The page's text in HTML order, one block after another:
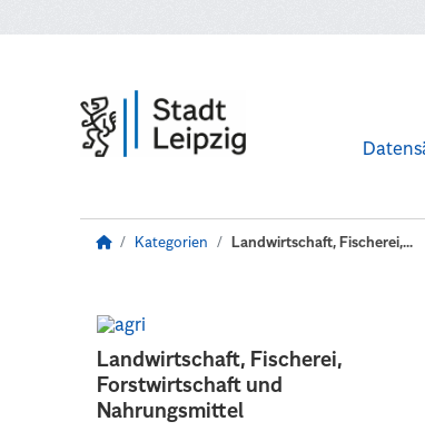
Kategorien Landwirtschaft, Fischerei,...
Landwirtschaft, Fischerei,
Forstwirtschaft und
Nahrungsmittel